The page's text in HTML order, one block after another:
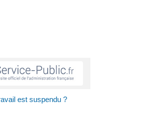
est suspendu ?